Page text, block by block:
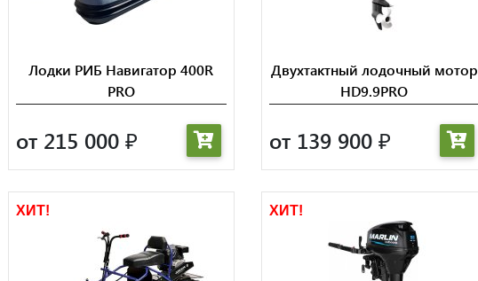
Лодки РИБ Навигатор 400R
PRO
от 215 000 ₽
Двухтактный лодочный мотор
HD9.9PRO
от 139 900 ₽
ХИТ! ХИТ!